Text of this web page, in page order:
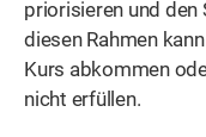
priorisieren und den
diesen Rahmen
Kurs abkommen
nicht erfüllen.